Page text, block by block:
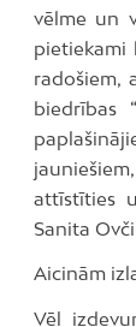
vēlme un
pietiekami
radošiem,
biedrības
attīstīties
Sanita
Aicinām
Vēl